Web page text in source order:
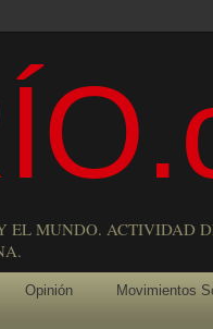
MUNDO. ACTIVIDAD
Opinión Movimientos